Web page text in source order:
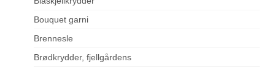
Bouquet garni
Brennesle
Brødkrydder, fjellgårdens